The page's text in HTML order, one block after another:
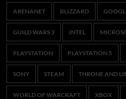
ARENANET BLIZZARD
GUILD WARS 3 INTEL
PLAYSTATION PLAYSTATION 5
SONY STEAM THRONE AND
WORLD OF WARCRAFT XBOX